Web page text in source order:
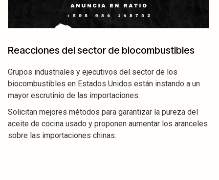
Reacciones del sector de biocombustibles
Grupos industriales y ejecutivos del sector de los
biocombustibles en Estados Unidos están instando a un
mayor escrutinio de las importaciones.
Solicitan mejores métodos para garantizar la pureza del
aceite de cocina usado y proponen aumentar los aranceles
sobre las importaciones chinas.